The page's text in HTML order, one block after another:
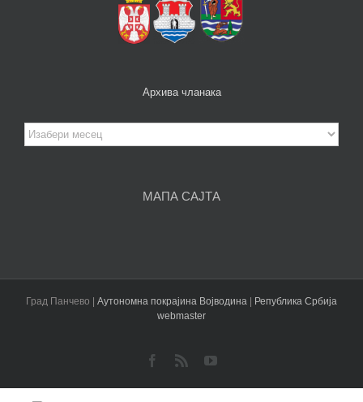
Архива чланака
Архива
чланака
МАПА САЈТА
Град Панчево | Аутономна покрајина Војводина | Република Србија
webmaster
Facebook
Rss YouTube